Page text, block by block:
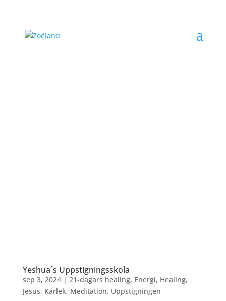
Yeshua´s Uppstigningsskola
sep 3, 2024| 21-dagars healing, Energi, Healing,
Jesus, Kärlek, Meditation, Uppstigningen